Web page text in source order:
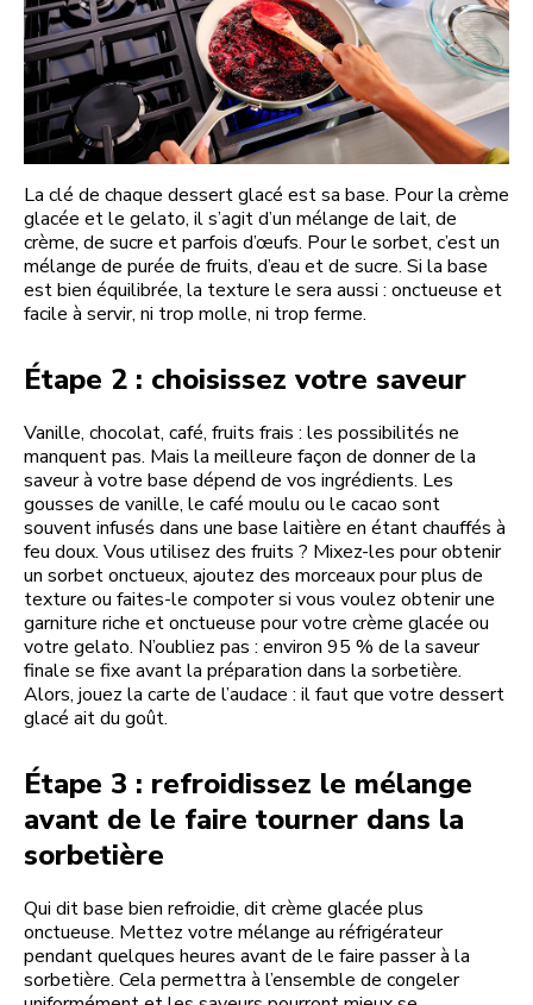
La clé de chaque dessert glacé est sa base. Pour la crème
glacée et le gelato, il s’agit d’un mélange de lait, de
crème, de sucre et parfois d’œufs. Pour le sorbet, c’est un
mélange de purée de fruits, d’eau et de sucre. Si la base
est bien équilibrée, la texture le sera aussi : onctueuse et
facile à servir, ni trop molle, ni trop ferme.
Étape 2 : choisissez votre saveur
Vanille, chocolat, café, fruits frais : les possibilités ne
manquent pas. Mais la meilleure façon de donner de la
saveur à votre base dépend de vos ingrédients. Les
gousses de vanille, le café moulu ou le cacao sont
souvent infusés dans une base laitière en étant chauffés à
feu doux. Vous utilisez des fruits ? Mixez-les pour obtenir
un sorbet onctueux, ajoutez des morceaux pour plus de
texture ou faites-le compoter si vous voulez obtenir une
garniture riche et onctueuse pour votre crème glacée ou
votre gelato. N’oubliez pas : environ 95 % de la saveur
finale se fixe avant la préparation dans la sorbetière.
Alors, jouez la carte de l’audace : il faut que votre dessert
glacé ait du goût.
Étape 3 : refroidissez le mélange
avant de le faire tourner dans la
sorbetière
Qui dit base bien refroidie, dit crème glacée plus
onctueuse. Mettez votre mélange au réfrigérateur
pendant quelques heures avant de le faire passer à la
sorbetière. Cela permettra à l’ensemble de congeler